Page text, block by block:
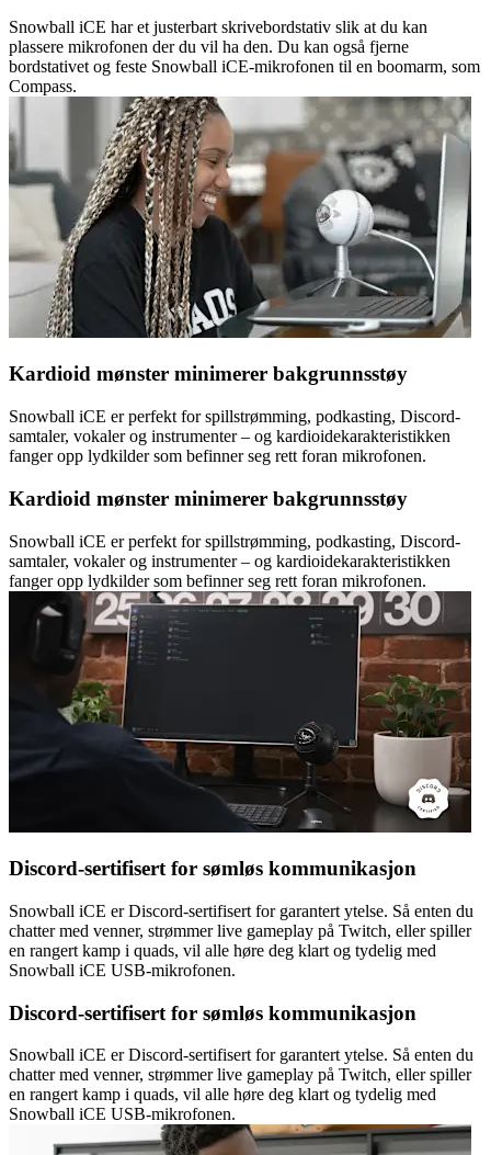
Snowball iCE har et justerbart skrivebordstativ slik at du kan
plassere mikrofonen der du vil ha den. Du kan også fjerne
bordstativet og feste Snowball iCE-mikrofonen til en boomarm, som
Compass.
Kardioid mønster minimerer bakgrunnsstøy
Snowball iCE er perfekt for spillstrømming, podkasting, Discord-
samtaler, vokaler og instrumenter – og kardioidekarakteristikken
fanger opp lydkilder som befinner seg rett foran mikrofonen.
Kardioid mønster minimerer bakgrunnsstøy
Snowball iCE er perfekt for spillstrømming, podkasting, Discord-
samtaler, vokaler og instrumenter – og kardioidekarakteristikken
fanger opp lydkilder som befinner seg rett foran mikrofonen.
Discord-sertifisert for sømløs kommunikasjon
Snowball iCE er Discord-sertifisert for garantert ytelse. Så enten du
chatter med venner, strømmer live gameplay på Twitch, eller spiller
en rangert kamp i quads, vil alle høre deg klart og tydelig med
Snowball iCE USB-mikrofonen.
Discord-sertifisert for sømløs kommunikasjon
Snowball iCE er Discord-sertifisert for garantert ytelse. Så enten du
chatter med venner, strømmer live gameplay på Twitch, eller spiller
en rangert kamp i quads, vil alle høre deg klart og tydelig med
Snowball iCE USB-mikrofonen.